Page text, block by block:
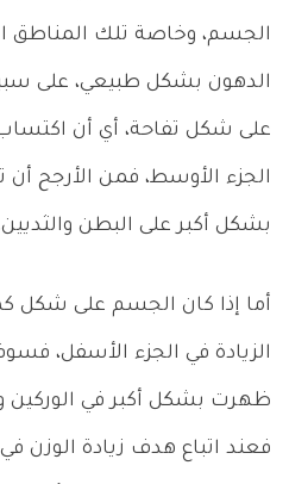
الجسم، وخاصة تلك المناطق
الدهون بشكل طبيعي، على
على شكل تفاحة، أي أن
الجزء الأوسط، فمن الأرجح
بشكل أكبر على البطن
أما إذا كان الجسم على شكل
الزيادة في الجزء الأسفل،
ظهرت بشكل أكبر في الوركين
فعند اتباع هدف زيادة الوزن